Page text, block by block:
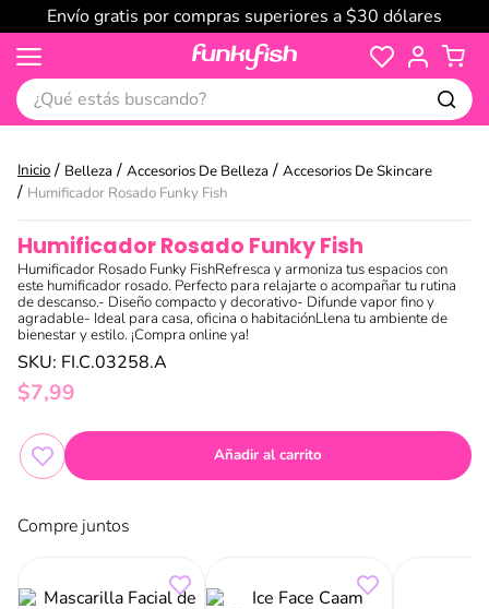
Envío gratis por compras superiores a $30 dólares
¿Qué estás buscando?
Belleza Accesorios De Belleza
Accesorios De Skincare
Humificador Rosado Funky Fish
Humificador Rosado Funky Fish
Humificador Rosado Funky FishRefresca y armoniza tus espacios con
este humificador rosado. Perfecto para relajarte o acompañar tu rutina
de descanso.- Diseño compacto y decorativo- Difunde vapor fino y
agradable- Ideal para casa, oficina o habitaciónLlena tu ambiente de
bienestar y estilo. ¡Compra online ya!
SKU: FI.C.03258.A
$7,99
Añadir al carrito
Compre juntos